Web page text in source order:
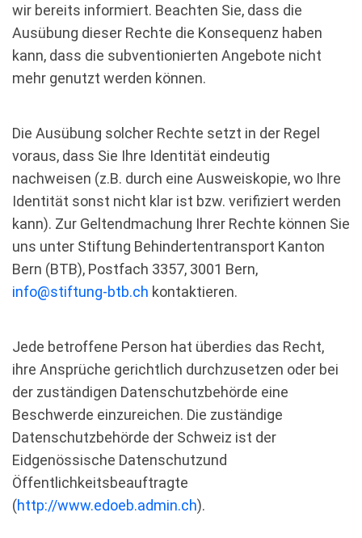
wir bereits informiert. Beachten Sie, dass die
Ausübung dieser Rechte die Konsequenz haben
kann, dass die subventionierten Angebote nicht
mehr genutzt werden können.
Die Ausübung solcher Rechte setzt in der Regel
voraus, dass Sie Ihre Identität eindeutig
nachweisen (z.B. durch eine Ausweiskopie, wo Ihre
Identität sonst nicht klar ist bzw. verifiziert werden
kann). Zur Geltendmachung Ihrer Rechte können Sie
uns unter Stiftung Behindertentransport Kanton
Bern (BTB), Postfach 3357, 3001 Bern,
info@stiftung-btb.ch kontaktieren.
Jede betroffene Person hat überdies das Recht,
ihre Ansprüche gerichtlich durchzusetzen oder bei
der zuständigen Datenschutzbehörde eine
Beschwerde einzureichen. Die zuständige
Datenschutzbehörde der Schweiz ist der
Eidgenössische Datenschutzund
Öffentlichkeitsbeauftragte
(http://www.edoeb.admin.ch).